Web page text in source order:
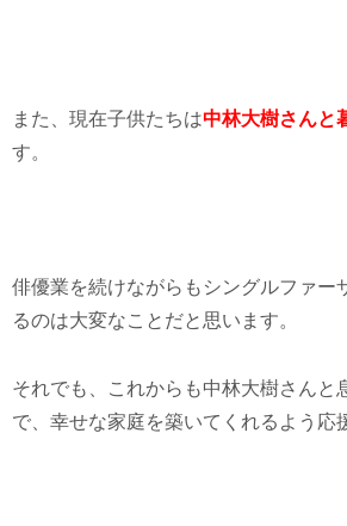
また、現在子供たちは中林大樹さんと
す。
俳優業を続けながらもシングルファー
るのは大変なことだと思います。
それでも、これからも中林大樹さんと
で、幸せな家庭を築いてくれるよう応